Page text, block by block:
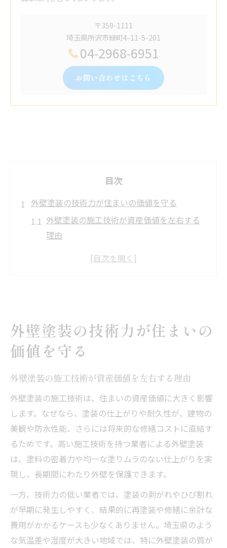
〒359-1111
埼玉県所沢市緑町4-11-5-201
04-2968-6951
お問い合わせはこちら
目次
外壁塗装の技術力が住まいの価値を守る
外壁塗装の施工技術が資産価値を左右する
理由
埼玉県で求められる外壁塗装の高技術とは
つ
埼玉県で外壁塗装を選ぶ決め手とは
埼玉県で失敗しない外壁塗装の選択基準
外壁塗装の信頼度を見抜く重要な視点
外壁塗装会社の比較で注目すべき評価軸
外壁塗装業者一覧を活用した賢い選び方
施工技術を比較する際の注目ポイント
外壁塗装の施工技術で差が出る理由
職人の資格や経験が外壁塗装に与える影響
塗料や工法で変わる外壁塗装の品質
外壁塗装における下地処理の重要性
埼玉県の外壁塗装で比較される技術基準
外壁塗装の技術力が住まいの
価値を守る
外壁塗装の施工技術が資産価値を左右する理由
外壁塗装の施工技術は、住まいの資産価値に大きく影響
します。なぜなら、塗装の仕上がりや耐久性が、建物の
美観や防水性能、さらには将来的な修繕コストに直結す
るためです。高い施工技術を持つ業者による外壁塗装
は、塗料の密着力や均一な塗りムラのない仕上がりを実
現し、長期間にわたり外壁を保護できます。
一方、技術力の低い業者では、塗装の剥がれやひび割れ
が早期に発生しやすく、結果的に再塗装や修繕に余計な
費用がかかるケースも少なくありません。埼玉県のよう
な気温差や湿度が大きい地域では、特に外壁塗装の質が